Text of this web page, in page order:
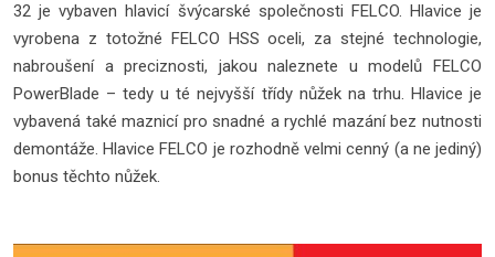
32 je vybaven hlavicí švýcarské společnosti FELCO. Hlavice je
vyrobena z totožné FELCO HSS oceli, za stejné technologie,
nabroušení a preciznosti, jakou naleznete u modelů FELCO
PowerBlade – tedy u té nejvyšší třídy nůžek na trhu. Hlavice je
vybavená také maznicí pro snadné a rychlé mazání bez nutnosti
demontáže. Hlavice FELCO je rozhodně velmi cenný (a ne jediný)
bonus těchto nůžek.